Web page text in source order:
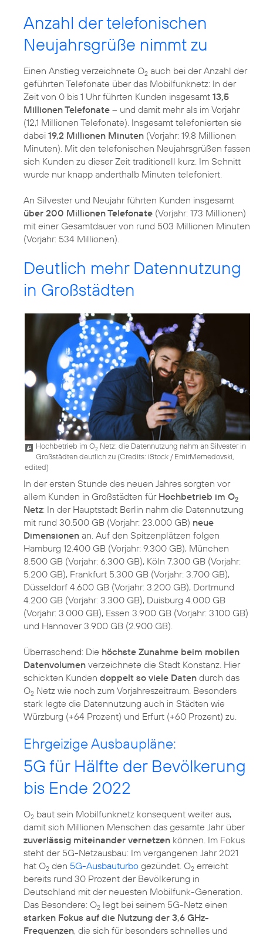
Anzahl der telefonischen
Neujahrsgrüße nimmt zu
Einen Anstieg verzeichnete O2 auch bei der Anzahl der
geführten Telefonate über das Mobilfunknetz: In der
Zeit von 0 bis 1 Uhr führten Kunden insgesamt 13,5
Millionen Telefonate – und damit mehr als im Vorjahr
(12,1 Millionen Telefonate). Insgesamt telefonierten sie
dabei 19,2 Millionen Minuten (Vorjahr: 19,8 Millionen
Minuten). Mit den telefonischen Neujahrsgrüßen fassen
sich Kunden zu dieser Zeit traditionell kurz. Im Schnitt
wurde nur knapp anderthalb Minuten telefoniert.
An Silvester und Neujahr führten Kunden insgesamt
über 200 Millionen Telefonate (Vorjahr: 173 Millionen)
mit einer Gesamtdauer von rund 503 Millionen Minuten
(Vorjahr: 534 Millionen).
Deutlich mehr Datennutzung
in Großstädten
Hochbetrieb im O2 Netz: die Datennutzung nahm an Silvester in
Großstädten deutlich zu (Credits: iStock / EmirMemedovski,
edited)
In der ersten Stunde des neuen Jahres sorgten vor
allem Kunden in Großstädten für Hochbetrieb im O2
Netz: In der Hauptstadt Berlin nahm die Datennutzung
mit rund 30.500 GB (Vorjahr: 23.000 GB) neue
Dimensionen an. Auf den Spitzenplätzen folgen
Hamburg 12.400 GB (Vorjahr: 9.300 GB), München
8.500 GB (Vorjahr: 6.300 GB), Köln 7.300 GB (Vorjahr:
5.200 GB), Frankfurt 5.300 GB (Vorjahr: 3.700 GB),
Düsseldorf 4.600 GB (Vorjahr: 3.200 GB), Dortmund
4.200 GB (Vorjahr: 3.300 GB), Duisburg 4.000 GB
(Vorjahr: 3.000 GB), Essen 3.900 GB (Vorjahr: 3.100 GB)
und Hannover 3.900 GB (2.900 GB).
Überraschend: Die höchste Zunahme beim mobilen
Datenvolumen verzeichnete die Stadt Konstanz. Hier
schickten Kunden doppelt so viele Daten durch das
O2 Netz wie noch zum Vorjahreszeitraum. Besonders
stark legte die Datennutzung auch in Städten wie
Ehrgeizige Ausbaupläne:
5G für Hälfte der Bevölkerung
bis Ende 2022
O2 baut sein Mobilfunknetz konsequent weiter aus,
damit sich Millionen Menschen das gesamte Jahr über
zuverlässig miteinander vernetzen können. Im Fokus
steht der 5G-Netzausbau: Im vergangenen Jahr 2021
hat O2 den 5G-Ausbauturbo gezündet. O2 erreicht
bereits rund 30 Prozent der Bevölkerung in
Deutschland mit der neuesten Mobilfunk-Generation.
Das Besondere: O2 legt bei seinem 5G-Netz einen
starken Fokus auf die Nutzung der 3,6 GHz-
Frequenzen, die sich für besonders schnelles und